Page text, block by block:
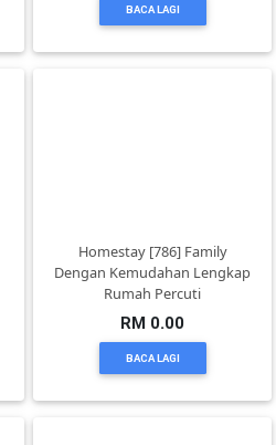
BACA LAGI
Homestay [786] Family
Dengan Kemudahan Lengkap
Rumah Percuti
RM 0.00
BACA LAGI